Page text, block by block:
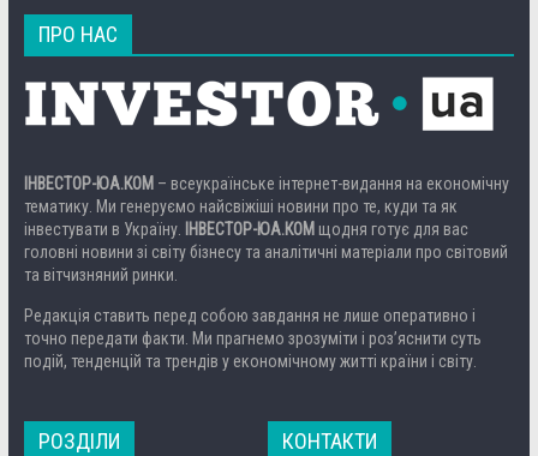
ПРО НАС
ІНВЕСТОР-ЮА.КОМ – всеукраїнське інтернет-видання на економічну
тематику. Ми генеруємо найсвіжіші новини про те, куди та як
інвестувати в Україну. ІНВЕСТОР-ЮА.КОМ щодня готує для вас
головні новини зі світу бізнесу та аналітичні матеріали про світовий
та вітчизняний ринки.
Редакція ставить перед собою завдання не лише оперативно і
точно передати факти. Ми прагнемо зрозуміти і роз’яснити суть
подій, тенденцій та трендів у економічному житті країни і світу.
РОЗДІЛИ КОНТАКТИ